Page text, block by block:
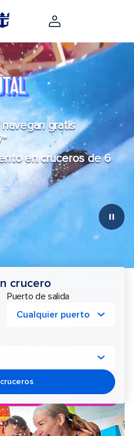
gratis
en cruceros de 6
crucero
Puerto de salida
Cualquier puerto